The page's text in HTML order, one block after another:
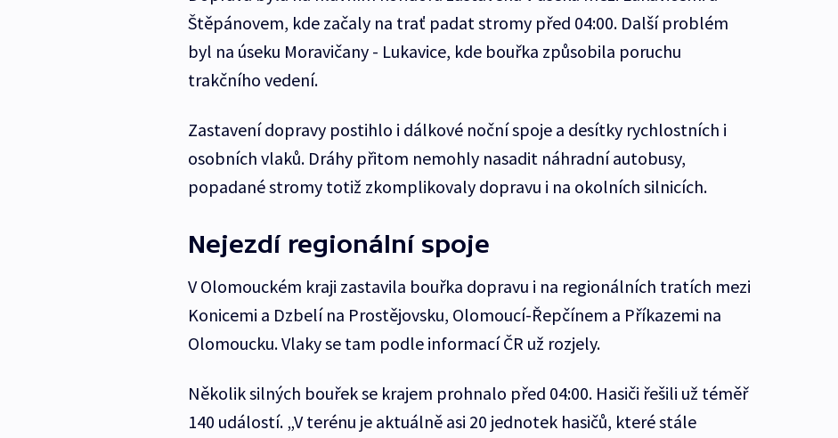
Štěpánovem, kde začaly na trať padat stromy před 04:00. Další problém
byl na úseku Moravičany - Lukavice, kde bouřka způsobila poruchu
trakčního vedení.
Zastavení dopravy postihlo i dálkové noční spoje a desítky rychlostních i
osobních vlaků. Dráhy přitom nemohly nasadit náhradní autobusy,
popadané stromy totiž zkomplikovaly dopravu i na okolních silnicích.
Nejezdí regionální spoje
V Olomouckém kraji zastavila bouřka dopravu i na regionálních tratích mezi
Konicemi a Dzbelí na Prostějovsku, Olomoucí-Řepčínem a Příkazemi na
Olomoucku. Vlaky se tam podle informací ČR už rozjely.
Několik silných bouřek se krajem prohnalo před 04:00. Hasiči řešili už téměř
140 událostí. „V terénu je aktuálně asi 20 jednotek hasičů, které stále